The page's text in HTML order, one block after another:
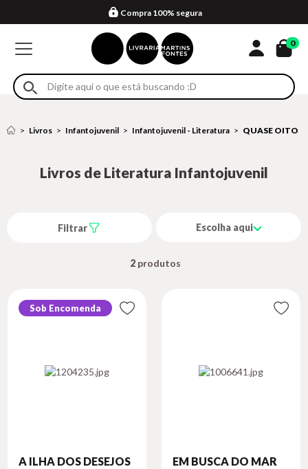
Formas de entrega
Compra 100% segura
Em até 4x sem juros no cartão*
Retire na loja
Eventos
0
Livros Infantojuvenil Infantojuvenil - Literatura QUASE OITO
Livros de Literatura Infantojuvenil
Filtrar Escolha aqui
2
Sob Encomenda
A ILHA DOS DESEJOS
EM BUSCA DO MAR